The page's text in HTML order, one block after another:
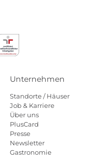
Unternehmen
Standorte / Häuser
Job & Karriere
Über uns
PlusCard
Presse
Newsletter
Gastronomie